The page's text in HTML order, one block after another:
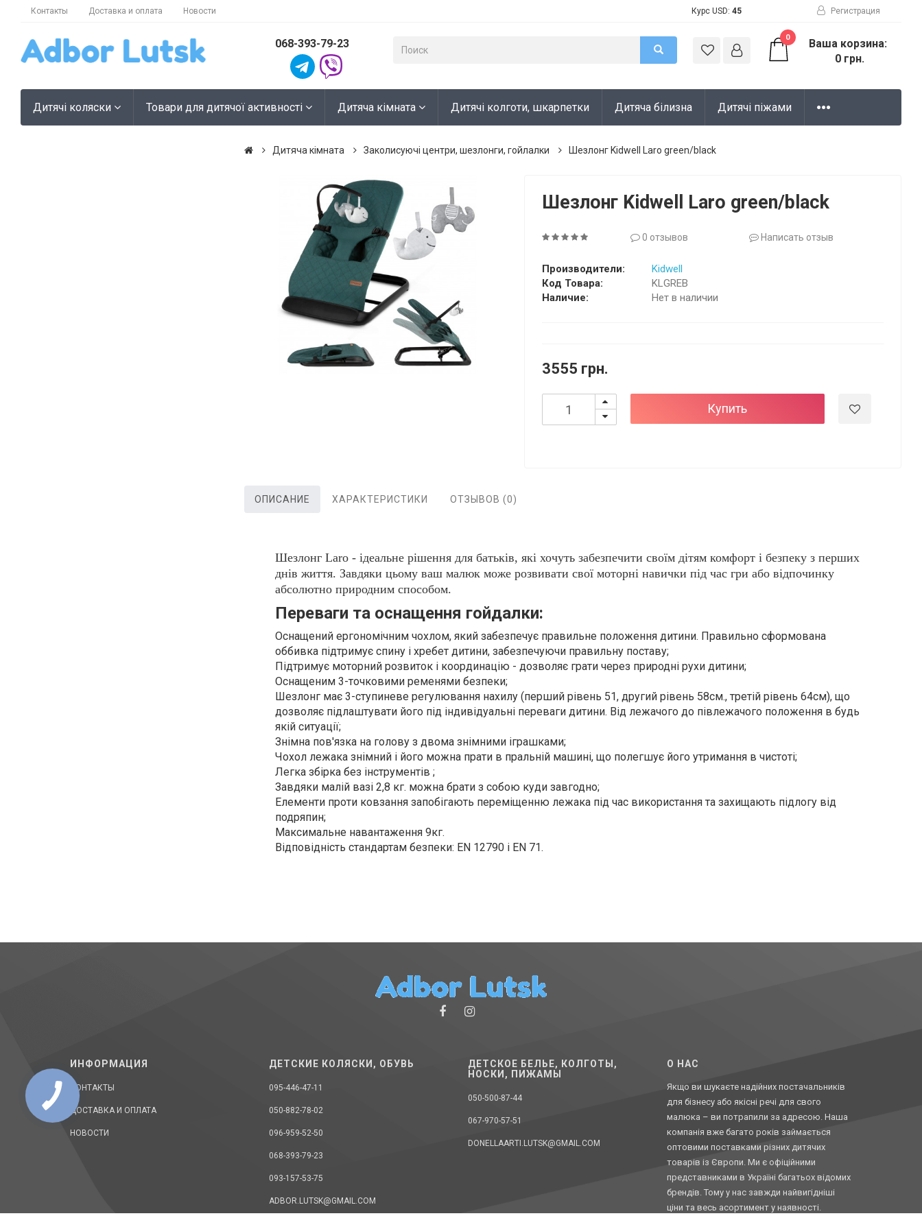
Контакты Доставка и оплата Новости Курс USD: 45 Регистрация
068-393-79-23 0
Ваша корзина:
0 грн.
Дитячі коляски Товари для дитячої активності Дитяча кімната Дитячі колготи, шкарпетки Дитяча білизна Дитячі піжами
Дитяча кімната Заколисуючі центри, шезлонги, гойлалки Шезлонг Kidwell Laro green/black
Шезлонг Kidwell Laro green/black
0 отзывов Написать отзыв
Производители:
Kidwell
Код Товара:
KLGREB
Наличие:
Нет в наличии
3555 грн.
Купить
ОПИСАНИЕ ХАРАКТЕРИСТИКИ ОТЗЫВОВ (0)
Шезлонг Laro - ідеальне рішення для батьків, які хочуть забезпечити своїм дітям комфорт і безпеку з перших
днів життя. Завдяки цьому ваш малюк може розвивати свої моторні навички під час гри або відпочинку
абсолютно природним способом.
Переваги та оснащення гойдалки:
Оснащений ергономічним чохлом, який забезпечує правильне положення дитини. Правильно сформована
оббивка підтримує спину і хребет дитини, забезпечуючи правильну поставу;
Підтримує моторний розвиток і координацію - дозволяє грати через природні рухи дитини;
Оснащеним 3-точковими ременями безпеки;
Шезлонг має 3-ступиневе регулювання нахилу (перший рівень 51, другий рівень 58см., третій рівень 64см), що
дозволяє підлаштувати його під індивідуальні переваги дитини. Від лежачого до півлежачого положення в будь
якій ситуації;
Знімна пов'язка на голову з двома знімними іграшками;
Чохол лежака знімний і його можна прати в пральній машині, що полегшує його утримання в чистоті;
Легка збірка без інструментів ;
Завдяки малій вазі 2,8 кг. можна брати з собою куди завгодно;
Елементи проти ковзання запобігають переміщенню лежака під час використання та захищають підлогу від
подряпин;
Максимальне навантаження 9кг.
Відповідність стандартам безпеки: EN 12790 і EN 71.
ИНФОРМАЦИЯ
КОНТАКТЫ
ДОСТАВКА И ОПЛАТА
НОВОСТИ
ДЕТСКИЕ КОЛЯСКИ, ОБУВЬ
095-446-47-11
050-882-78-02
096-959-52-50
068-393-79-23
093-157-53-75
ADBOR.LUTSK@GMAIL.COM
ДЕТСКОЕ БЕЛЬЕ, КОЛГОТЫ,
НОСКИ, ПИЖАМЫ
050-500-87-44
067-970-57-51
DONELLAARTI.LUTSK@GMAIL.COM
O НАС
Якщо ви шукаєте надійних постачальників
для бізнесу або якісні речі для свого
малюка – ви потрапили за адресою. Наша
компанія вже багато років займається
оптовими поставками різних дитячих
товарів із Європи. Ми є офіційними
представниками в Україні багатьох відомих
брендів. Тому у нас завжди найвигідніші
ціни та весь асортимент у наявності.